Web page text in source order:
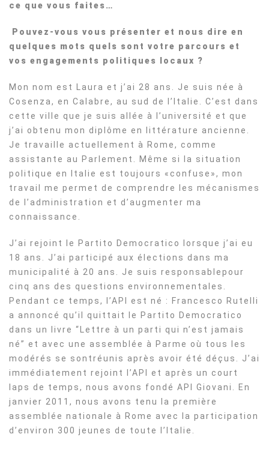
ce que vous faites…
Pouvez-vous vous présenter et nous dire en
quelques mots quels sont votre parcours et
vos engagements politiques locaux ?
Mon nom est Laura et j’ai 28 ans. Je suis née à
Cosenza, en Calabre, au sud de l’Italie. C’est dans
cette ville que je suis allée à l’université et que
j’ai obtenu mon diplôme en littérature ancienne.
Je travaille actuellement à Rome, comme
assistante au Parlement. Même si la situation
politique en Italie est toujours «confuse», mon
travail me permet de comprendre les mécanismes
de l’administration et d’augmenter ma
connaissance.
J’ai rejoint le Partito Democratico lorsque j’ai eu
18 ans. J’ai participé aux élections dans ma
municipalité à 20 ans. Je suis responsablepour
cinq ans des questions environnementales.
Pendant ce temps, l’API est né : Francesco Rutelli
a annoncé qu’il quittait le Partito Democratico
dans un livre “Lettre à un parti qui n’est jamais
né” et avec une assemblée à Parme où tous les
modérés se sontréunis après avoir été déçus. J’ai
immédiatement rejoint l’API et après un court
laps de temps, nous avons fondé API Giovani. En
janvier 2011, nous avons tenu la première
assemblée nationale à Rome avec la participation
d’environ 300 jeunes de toute l’Italie.